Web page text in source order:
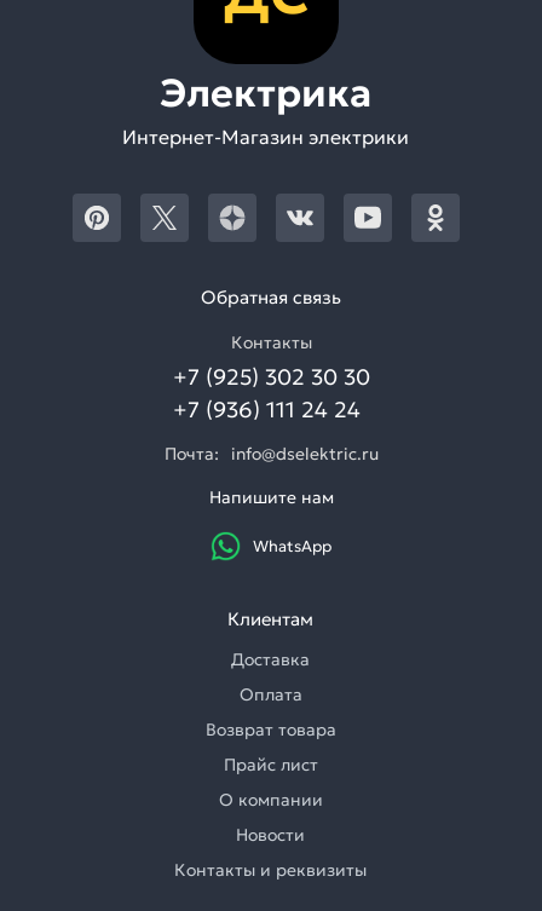
Электрика
Интернет-Магазин электрики
Обратная связь
Контакты
+7 (925) 302 30 30
+7 (936) 111 24 24
Почта:
info@dselektric.ru
Напишите нам
WhatsApp
Клиентам
Доставка
Оплата
Возврат товара
Прайс лист
О компании
Новости
Контакты и реквизиты